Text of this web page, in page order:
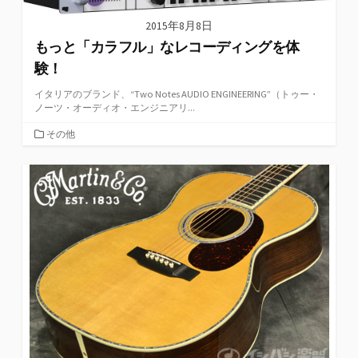
2015年8月8日
もっと「カラフル」なレコーディングを体
験！
イタリアのブランド、“Two Notes AUDIO ENGINEERING”（トゥー・
ノーツ・オーディオ・エンジニアリ...
カ
ゴ
リ
ー
その他